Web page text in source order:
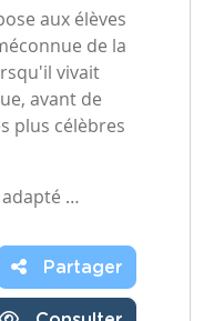
aux élèves
de la
vivait
avant de
plus célèbres
…
Partager